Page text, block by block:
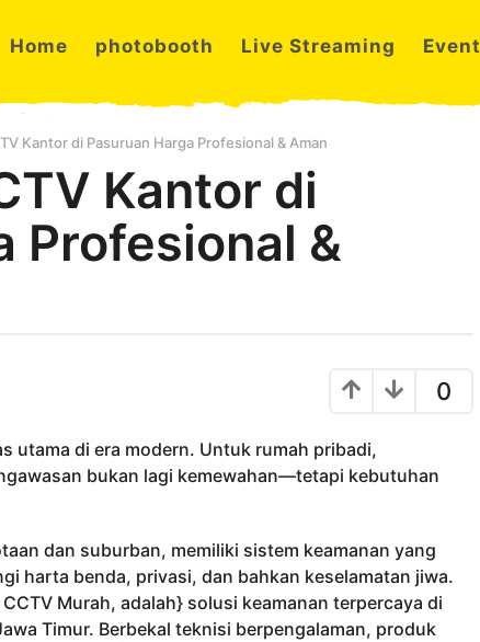
Home photobooth Live Streaming Event
Kantor di Pasuruan Harga Profesional & Aman
Kantor di
Profesional &
0
utama di era modern. Untuk rumah pribadi,
bukan lagi kemewahan—tetapi kebutuhan
dan suburban, memiliki sistem keamanan yang
harta benda, privasi, dan bahkan keselamatan jiwa.
Murah, adalah} solusi keamanan terpercaya di
Timur. Berbekal teknisi berpengalaman, produk